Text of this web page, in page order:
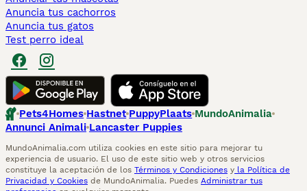
Anuncia tus cachorros
Anuncia tus gatos
Test perro ideal
Pets4Homes Hastnet PuppyPlaats MundoAnimalia
Annunci Animali Lancaster Puppies
MundoAnimalia.com utiliza cookies en este sitio para mejorar tu
experiencia de usuario. El uso de este sitio web y otros servicios
constituye la aceptación de los Términos y Condiciones y la Política de
Privacidad y Cookies de MundoAnimalia. Puedes Administrar tus